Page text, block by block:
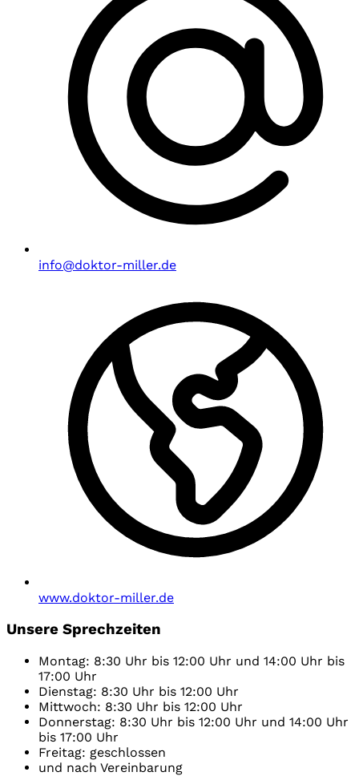
info@doktor-miller.de
www.doktor-miller.de
Unsere Sprechzeiten
Montag: 8:30 Uhr bis 12:00 Uhr und 14:00 Uhr bis
17:00 Uhr
Dienstag: 8:30 Uhr bis 12:00 Uhr
Mittwoch: 8:30 Uhr bis 12:00 Uhr
Donnerstag: 8:30 Uhr bis 12:00 Uhr und 14:00 Uhr
bis 17:00 Uhr
Freitag: geschlossen
und nach Vereinbarung